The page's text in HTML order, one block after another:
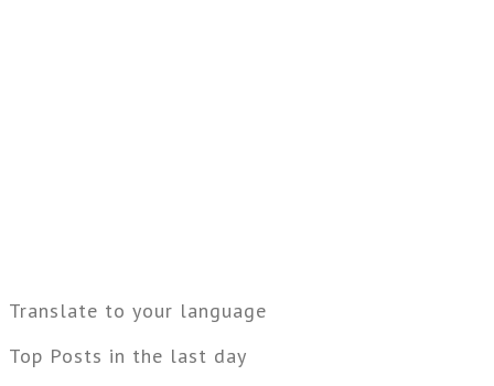
Translate to your language
Top Posts in the last day